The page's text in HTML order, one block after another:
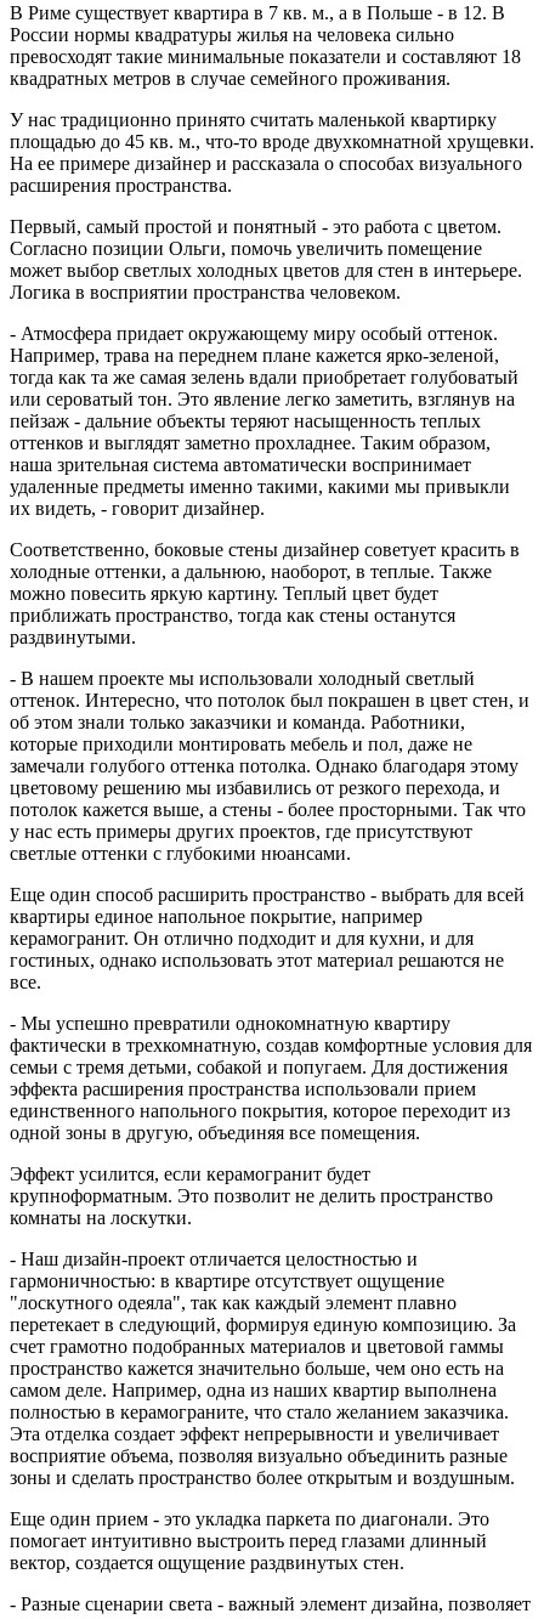
В Риме существует квартира в 7 кв. м., а в Польше - в 12. В
России нормы квадратуры жилья на человека сильно
превосходят такие минимальные показатели и составляют 18
квадратных метров в случае семейного проживания.
У нас традиционно принято считать маленькой квартирку
площадью до 45 кв. м., что-то вроде двухкомнатной хрущевки.
На ее примере дизайнер и рассказала о способах визуального
расширения пространства.
Первый, самый простой и понятный - это работа с цветом.
Согласно позиции Ольги, помочь увеличить помещение
может выбор светлых холодных цветов для стен в интерьере.
Логика в восприятии пространства человеком.
- Атмосфера придает окружающему миру особый оттенок.
Например, трава на переднем плане кажется ярко-зеленой,
тогда как та же самая зелень вдали приобретает голубоватый
или сероватый тон. Это явление легко заметить, взглянув на
пейзаж - дальние объекты теряют насыщенность теплых
оттенков и выглядят заметно прохладнее. Таким образом,
наша зрительная система автоматически воспринимает
удаленные предметы именно такими, какими мы привыкли
их видеть, - говорит дизайнер.
Соответственно, боковые стены дизайнер советует красить в
холодные оттенки, а дальнюю, наоборот, в теплые. Также
можно повесить яркую картину. Теплый цвет будет
приближать пространство, тогда как стены останутся
раздвинутыми.
- В нашем проекте мы использовали холодный светлый
оттенок. Интересно, что потолок был покрашен в цвет стен, и
об этом знали только заказчики и команда. Работники,
которые приходили монтировать мебель и пол, даже не
замечали голубого оттенка потолка. Однако благодаря этому
цветовому решению мы избавились от резкого перехода, и
потолок кажется выше, а стены - более просторными. Так что
у нас есть примеры других проектов, где присутствуют
светлые оттенки с глубокими нюансами.
Еще один способ расширить пространство - выбрать для всей
квартиры единое напольное покрытие, например
керамогранит. Он отлично подходит и для кухни, и для
гостиных, однако использовать этот материал решаются не
все.
- Мы успешно превратили однокомнатную квартиру
фактически в трехкомнатную, создав комфортные условия для
семьи с тремя детьми, собакой и попугаем. Для достижения
эффекта расширения пространства использовали прием
единственного напольного покрытия, которое переходит из
одной зоны в другую, объединяя все помещения.
Эффект усилится, если керамогранит будет
крупноформатным. Это позволит не делить пространство
комнаты на лоскутки.
- Наш дизайн-проект отличается целостностью и
гармоничностью: в квартире отсутствует ощущение
"лоскутного одеяла", так как каждый элемент плавно
перетекает в следующий, формируя единую композицию. За
счет грамотно подобранных материалов и цветовой гаммы
пространство кажется значительно больше, чем оно есть на
самом деле. Например, одна из наших квартир выполнена
полностью в керамограните, что стало желанием заказчика.
Эта отделка создает эффект непрерывности и увеличивает
восприятие объема, позволяя визуально объединить разные
зоны и сделать пространство более открытым и воздушным.
Еще один прием - это укладка паркета по диагонали. Это
помогает интуитивно выстроить перед глазами длинный
вектор, создается ощущение раздвинутых стен.
- Разные сценарии света - важный элемент дизайна, позволяет